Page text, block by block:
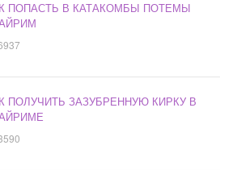
ПОПАСТЬ В КАТАКОМБЫ ПОТЕМЫ
ПОЛУЧИТЬ ЗАЗУБРЕННУЮ КИРКУ В